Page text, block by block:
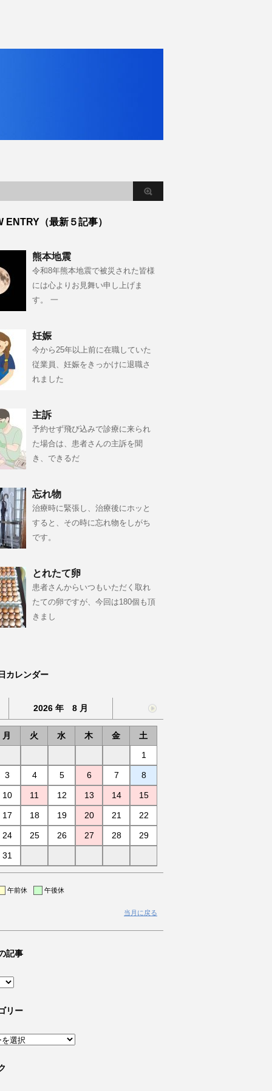
ENTRY（最新５記事）
熊本地震
令和8年熊本地震で被災された皆様
には心よりお見舞い申し上げま
す。 一
妊娠
今から25年以上前に在職していた
従業員、妊娠をきっかけに退職さ
れました
主訴
予約せず飛び込みで診療に来られ
た場合は、患者さんの主訴を聞
き、できるだ
忘れ物
治療時に緊張し、治療後にホッと
すると、その時に忘れ物をしがち
です。
とれたて卵
患者さんからいつもいただく取れ
たての卵ですが、今回は180個も頂
きまし
カレンダー
2026 年 8 月
月 火 水 木 金
土
1
3 4 5 6 7 8
10 11 12 13 14 15
17 18 19 20 21 22
24 25 26 27 28 29
31
午前休 午後休
当月に戻る
記事
リー